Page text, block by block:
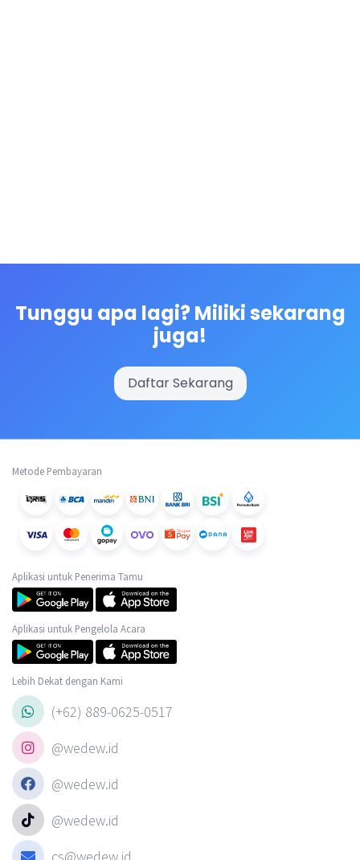
Tunggu apa lagi? Miliki sekarang
juga!
Daftar Sekarang
Metode Pembayaran
Aplikasi untuk Penerima Tamu
Aplikasi untuk Pengelola Acara
Lebih Dekat dengan Kami
(+62) 889-0625-0517
@wedew.id
@wedew.id
@wedew.id